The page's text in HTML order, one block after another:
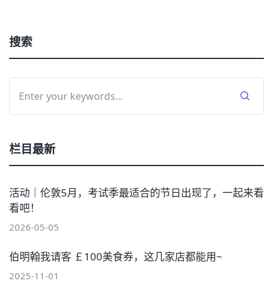
搜索
栏目最新
活动｜伦敦5月，考试季最适合的节日出现了，一起来看
看吧！
2026-05-05
伯明翰我请客 ￡100美食券，这几家店都能用~
2025-11-01